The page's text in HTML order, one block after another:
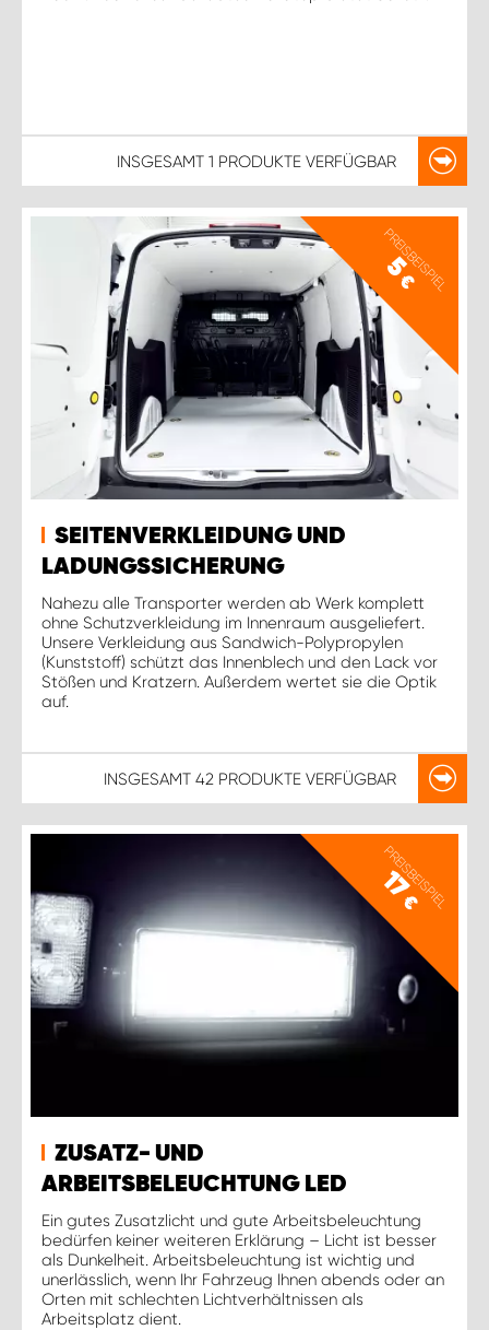
INSGESAMT 1 PRODUKTE VERFÜGBAR
PREISBEISPIEL
5
€
SEITENVERKLEIDUNG UND
LADUNGSSICHERUNG
Nahezu alle Transporter werden ab Werk komplett
ohne Schutzverkleidung im Innenraum ausgeliefert.
Unsere Verkleidung aus Sandwich-Polypropylen
(Kunststoff) schützt das Innenblech und den Lack vor
Stößen und Kratzern. Außerdem wertet sie die Optik
auf.
INSGESAMT 42 PRODUKTE VERFÜGBAR
PREISBEISPIEL
17
€
ZUSATZ- UND
ARBEITSBELEUCHTUNG LED
Ein gutes Zusatzlicht und gute Arbeitsbeleuchtung
bedürfen keiner weiteren Erklärung – Licht ist besser
als Dunkelheit. Arbeitsbeleuchtung ist wichtig und
unerlässlich, wenn Ihr Fahrzeug Ihnen abends oder an
Orten mit schlechten Lichtverhältnissen als
Arbeitsplatz dient.